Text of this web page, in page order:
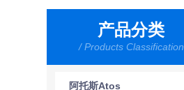
产品分类
/ Products Classification
阿托斯Atos